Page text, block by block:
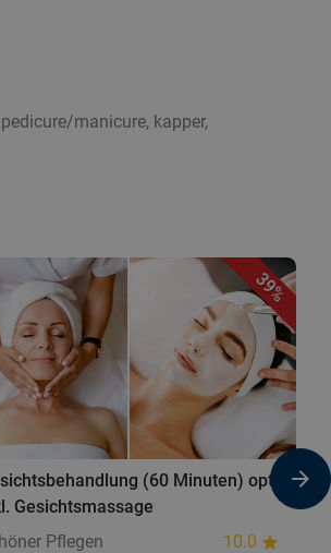
manicure, kapper,
39%
(60 Minuten) opt.
Gesichtsmassage
Pflegen
10.0